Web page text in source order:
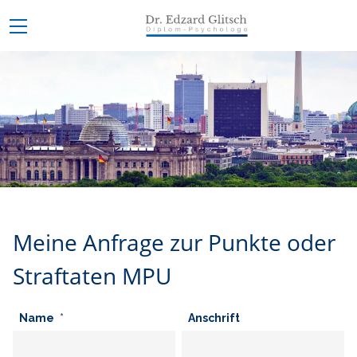
Meine Anfrage zur Punkte oder
Straftaten MPU
Name Anschrift